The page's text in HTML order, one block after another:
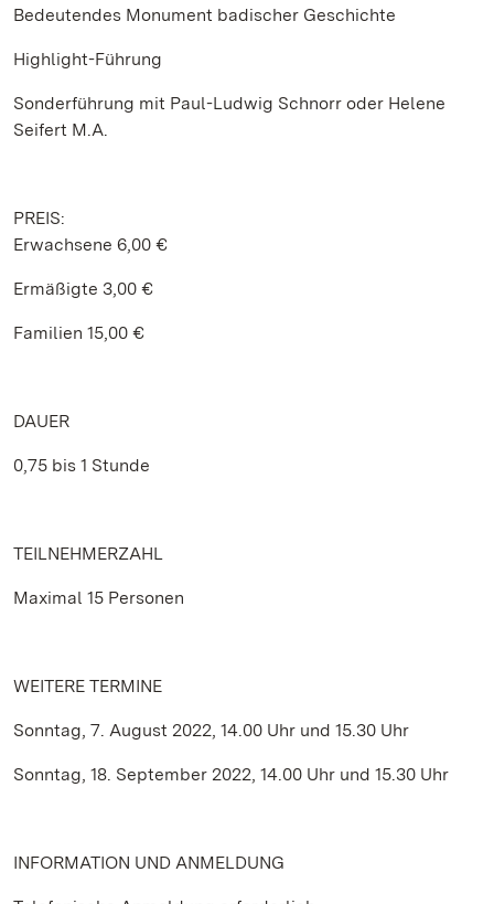
Bedeutendes Monument badischer Geschichte
Highlight-Führung
Sonderführung mit Paul-Ludwig Schnorr oder Helene
Seifert M.A.
PREIS:
Erwachsene 6,00 €
Ermäßigte 3,00 €
Familien 15,00 €
DAUER
0,75 bis 1 Stunde
TEILNEHMERZAHL
Maximal 15 Personen
WEITERE TERMINE
Sonntag, 7. August 2022, 14.00 Uhr und 15.30 Uhr
Sonntag, 18. September 2022, 14.00 Uhr und 15.30 Uhr
INFORMATION UND ANMELDUNG